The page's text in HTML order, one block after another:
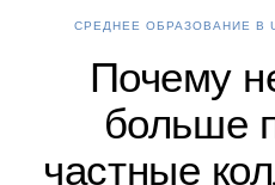
СРЕДНЕЕ ОБРАЗОВАНИЕ В
Почему
больше
частные